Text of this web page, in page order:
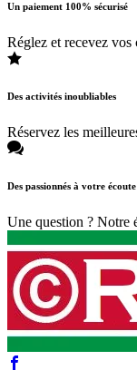
Un paiement 100% sécurisé
Réglez et recevez
Des activités inoubliables
Réservez les
Des passionnés à votre écoute
Une question ? Notre